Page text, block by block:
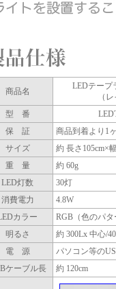
商品名
LEDテープ
（
型 番
保 証
商品到着より1
サイズ
約 長さ105cm×
重 量
約 60g
LED灯数
30灯
消費電力
4.8W
カラー
RGB（色のパ
明るさ
約 300Lx 中心/
電 源
パソコン等の
ケーブル長
約 120cm